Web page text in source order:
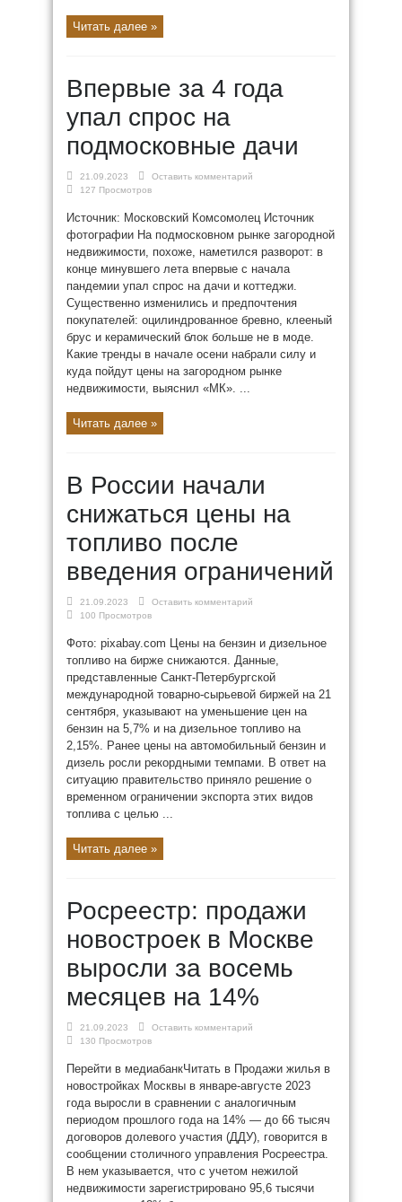
Читать далее »
Впервые за 4 года
упал спрос на
подмосковные дачи
21.09.2023
Оставить комментарий
127 Просмотров
Источник: Московский Комсомолец Источник
фотографии На подмосковном рынке загородной
недвижимости, похоже, наметился разворот: в
конце минувшего лета впервые с начала
пандемии упал спрос на дачи и коттеджи.
Существенно изменились и предпочтения
покупателей: оцилиндрованное бревно, клееный
брус и керамический блок больше не в моде.
Какие тренды в начале осени набрали силу и
куда пойдут цены на загородном рынке
недвижимости, выяснил «МК». ...
Читать далее »
В России начали
снижаться цены на
топливо после
введения ограничений
21.09.2023
Оставить комментарий
100 Просмотров
Фото: pixabay.com Цены на бензин и дизельное
топливо на бирже снижаются. Данные,
представленные Санкт-Петербургской
международной товарно-сырьевой биржей на 21
сентября, указывают на уменьшение цен на
бензин на 5,7% и на дизельное топливо на
2,15%. Ранее цены на автомобильный бензин и
дизель росли рекордными темпами. В ответ на
ситуацию правительство приняло решение о
временном ограничении экспорта этих видов
топлива с целью ...
Читать далее »
Росреестр: продажи
новостроек в Москве
выросли за восемь
месяцев на 14%
21.09.2023
Оставить комментарий
130 Просмотров
Перейти в медиабанкЧитать в Продажи жилья в
новостройках Москвы в январе-августе 2023
года выросли в сравнении с аналогичным
периодом прошлого года на 14% — до 66 тысяч
договоров долевого участия (ДДУ), говорится в
сообщении столичного управления Росреестра.
В нем указывается, что с учетом нежилой
недвижимости зарегистрировано 95,6 тысячи